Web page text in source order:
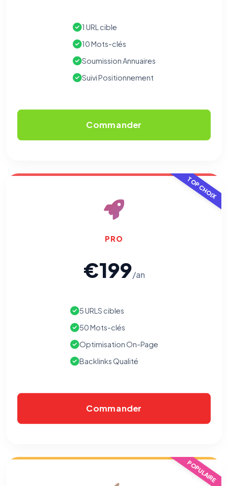
1 URL cible
10 Mots-clés
Soumission Annuaires
Suivi Positionnement
Commander
TOP CHOIX
PRO
€199/an
5 URLS cibles
50 Mots-clés
Optimisation On-Page
Backlinks Qualité
Commander
POPULAIRE